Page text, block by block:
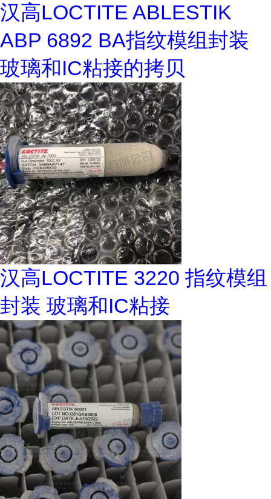
汉高LOCTITE ABLESTIK
ABP 6892 BA指纹模组封装
玻璃和IC粘接的拷贝
汉高LOCTITE 3220 指纹模组
封装 玻璃和IC粘接